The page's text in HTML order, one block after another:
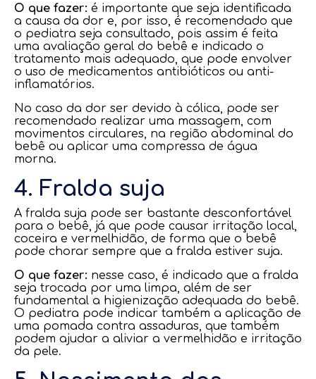
O que fazer: é importante que seja identificada
a causa da dor e, por isso, é recomendado que
o pediatra seja consultado, pois assim é feita
uma avaliação geral do bebê e indicado o
tratamento mais adequado, que pode envolver
o uso de medicamentos antibióticos ou anti-
inflamatórios.
No caso da dor ser devido à cólica, pode ser
recomendado realizar uma massagem, com
movimentos circulares, na região abdominal do
bebê ou aplicar uma compressa de água
morna.
4. Fralda suja
A fralda suja pode ser bastante desconfortável
para o bebê, já que pode causar irritação local,
coceira e vermelhidão, de forma que o bebê
pode chorar sempre que a fralda estiver suja.
O que fazer: nesse caso, é indicado que a fralda
seja trocada por uma limpa, além de ser
fundamental a higienização adequada do bebê.
O pediatra pode indicar também a aplicação de
uma pomada contra assaduras, que também
podem ajudar a aliviar a vermelhidão e irritação
da pele.